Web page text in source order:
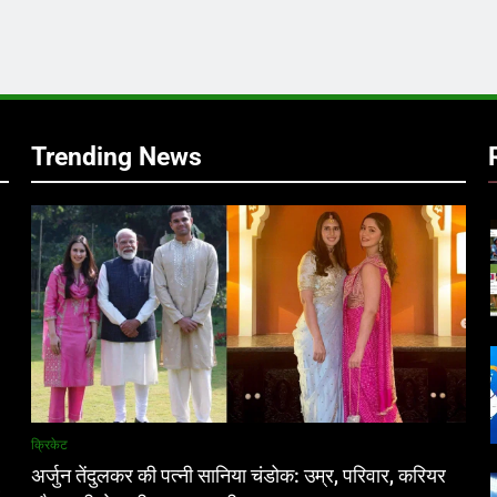
Trending News
क्रिकेट
अर्जुन तेंदुलकर की पत्नी सानिया चंडोक: उम्र, परिवार, करियर